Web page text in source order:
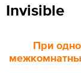
Invisible
При